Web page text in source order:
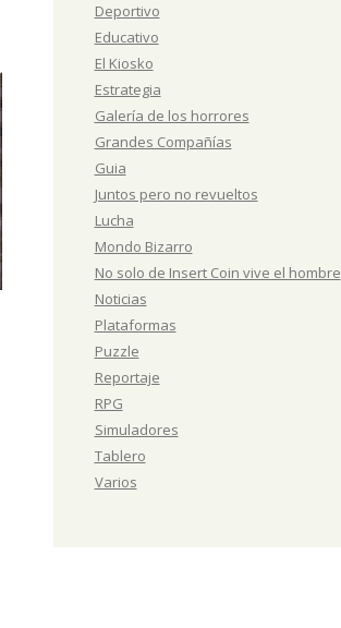
Deportivo
Educativo
El Kiosko
Estrategia
Galería de los horrores
Grandes Compañías
Guia
Juntos pero no revueltos
Lucha
Mondo Bizarro
No solo de Insert Coin vive el hombre
Noticias
Plataformas
Puzzle
Reportaje
RPG
Simuladores
Tablero
Varios